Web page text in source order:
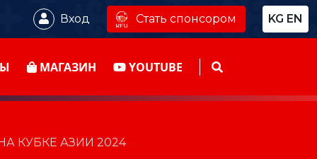
Вход Стать спонсором KG EN
МАГАЗИН YOUTUBE
КУБКЕ АЗИИ 2024